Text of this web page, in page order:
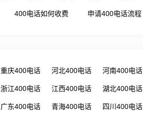
400电话如何收费 申请400电话流程
重庆400电话 河北400电话 河南400电话
浙江400电话 江西400电话 湖北400电话
广东400电话 青海400电话 四川400电话